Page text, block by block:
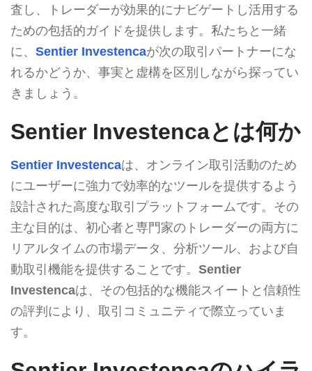
査し、トレーダーが効果的にナビゲートし活用する
ための包括的ガイドを提供します。私たちと一緒
に、 Sentier Investencaが次の取引パートナーにな
れるかどうか、事実と虚構を区別しながら探ってい
きましょう。
Sentier Investencaとは何か
Sentier Investencaは、オンライン取引活動のため
にユーザーに強力で効率的なツールを提供するよう
設計された高度な取引プラットフォームです。その
主な目的は、初心者と専門家のトレーダーの両方に
リアルタイムの市場データ、分析ツール、および自
動取引機能を提供することです。 Sentier
Investencaは、その包括的な機能スイートと信頼性
の評判により、取引コミュニティで際立っていま
す。